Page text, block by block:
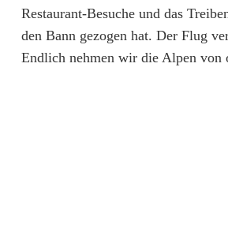
Restaurant-Besuche und das
den Bann gezogen hat. Der Flug
Endlich nehmen wir die Alpen von